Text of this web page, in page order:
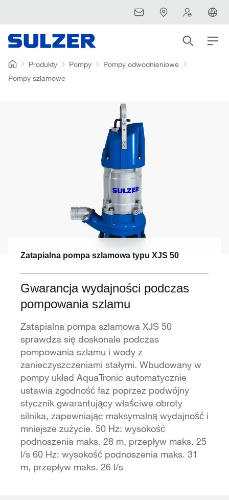
Produkty Pompy
Pompy odwodnieniowe
Pompy szlamowe
Zatapialna pompa szlamowa typu XJS 50
Gwarancja wydajności podczas
pompowania szlamu
Zatapialna pompa szlamowa XJS 50
sprawdza się doskonale podczas
pompowania szlamu i wody z
zanieczyszczeniami stałymi. Wbudowany w
pompy układ AquaTronic automatycznie
ustawia zgodność faz poprzez podwójny
stycznik gwarantujący właściwe obroty
silnika, zapewniając maksymalną wydajność i
mniejsze zużycie. 50 Hz: wysokość
podnoszenia maks. 28 m, przepływ maks. 25
l/s 60 Hz: wysokość podnoszenia maks. 31
m, przepływ maks. 26 l/s